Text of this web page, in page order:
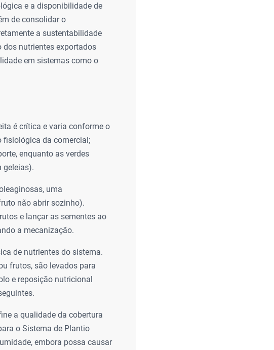
e a disponibilidade de
de consolidar o
a sustentabilidade
dos nutrientes exportados
em sistemas como o
é crítica e varia conforme o
fisiológica da comercial;
enquanto as verdes
geleias).
uma
não abrir sozinho).
e lançar as sementes ao
a mecanização.
de nutrientes do sistema.
frutos, são levados para
e reposição nutricional
a qualidade da cobertura
o Sistema de Plantio
embora possa causar